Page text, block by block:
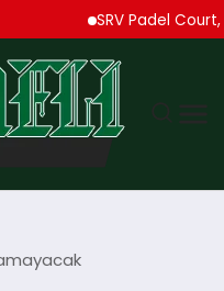
SRV Padel Court,